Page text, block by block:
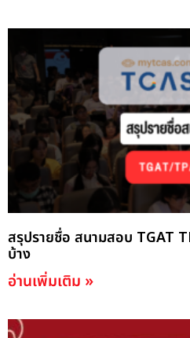
สรุปรายชื่อ สนามสอบ TGAT
บ้าง
อ่านเพิ่มเติม »